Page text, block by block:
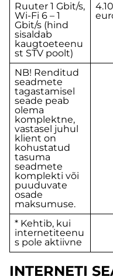
Ruuter 1 Gbit/s,
Wi-Fi 6 – 1
Gbit/s (hind
sisaldab
kaugtoeteenu
st STV poolt)
4.10
NB! Renditud
seadmete
tagastamisel
seade peab
olema
komplektne,
vastasel juhul
klient on
kohustatud
tasuma
seadmete
komplekti või
puuduvate
osade
maksumuse.
* Kehtib, kui
internetiteenu
s pole aktiivne
INTERNETI